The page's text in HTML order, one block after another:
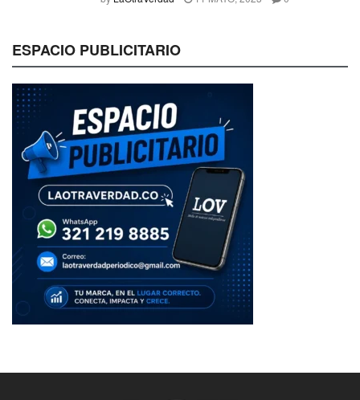
ESPACIO PUBLICITARIO